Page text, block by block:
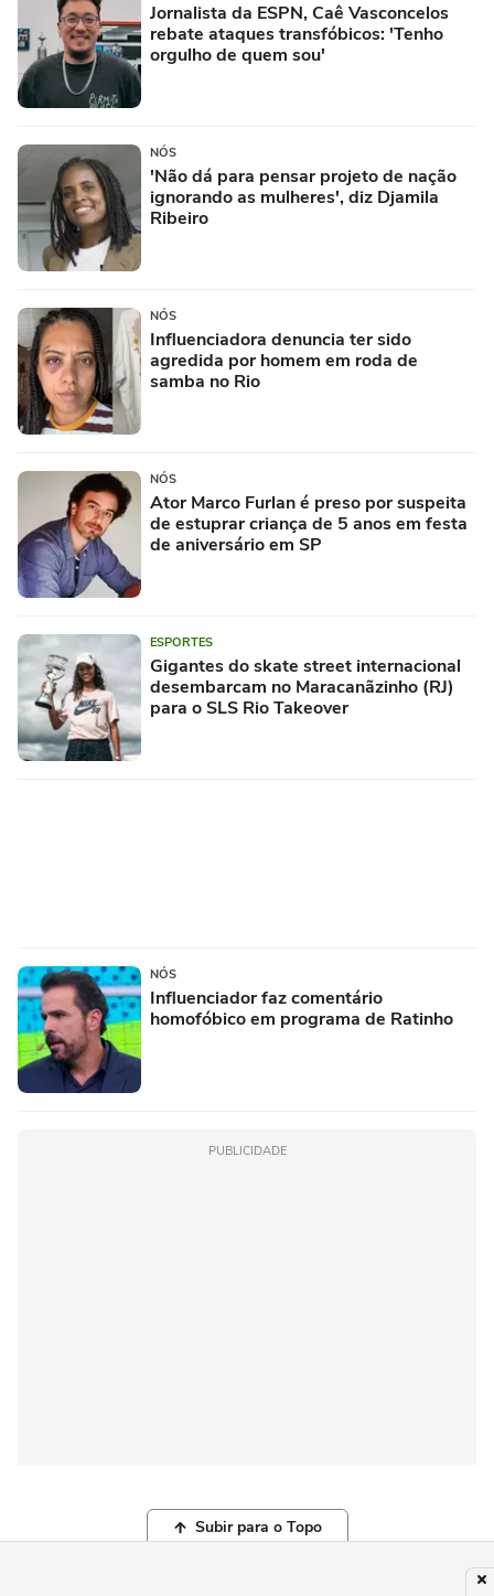
Jornalista da ESPN, Caê Vasconcelos
rebate ataques transfóbicos: 'Tenho
orgulho de quem sou'
NÓS
'Não dá para pensar projeto de nação
ignorando as mulheres', diz Djamila
Ribeiro
NÓS
Influenciadora denuncia ter sido
agredida por homem em roda de
samba no Rio
NÓS
Ator Marco Furlan é preso por suspeita
de estuprar criança de 5 anos em festa
de aniversário em SP
ESPORTES
Gigantes do skate street internacional
desembarcam no Maracanãzinho (RJ)
para o SLS Rio Takeover
NÓS
Influenciador faz comentário
homofóbico em programa de Ratinho
PUBLICIDADE
Subir para o Topo